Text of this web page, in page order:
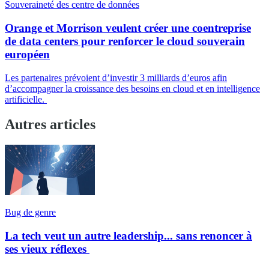
Souveraineté des centre de données
Orange et Morrison veulent créer une coentreprise
de data centers pour renforcer le cloud souverain
européen
Les partenaires prévoient d’investir 3 milliards d’euros afin
d’accompagner la croissance des besoins en cloud et en intelligence
artificielle.
Autres articles
Bug de genre
La tech veut un autre leadership... sans renoncer à
ses vieux réflexes